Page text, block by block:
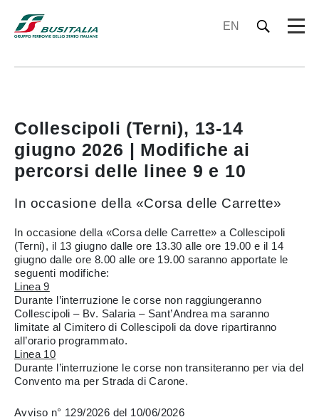
EN
Collescipoli (Terni), 13-14
giugno 2026 | Modifiche ai
percorsi delle linee 9 e 10
In occasione della «Corsa delle Carrette»
In occasione della «Corsa delle Carrette» a Collescipoli
(Terni), il 13 giugno dalle ore 13.30 alle ore 19.00 e il 14
giugno dalle ore 8.00 alle ore 19.00 saranno apportate le
seguenti modifiche:
Linea 9
Durante l’interruzione le corse non raggiungeranno
Collescipoli – Bv. Salaria – Sant’Andrea ma saranno
limitate al Cimitero di Collescipoli da dove ripartiranno
all’orario programmato.
Linea 10
Durante l’interruzione le corse non transiteranno per via del
Convento ma per Strada di Carone.
Avviso n° 129/2026 del 10/06/2026